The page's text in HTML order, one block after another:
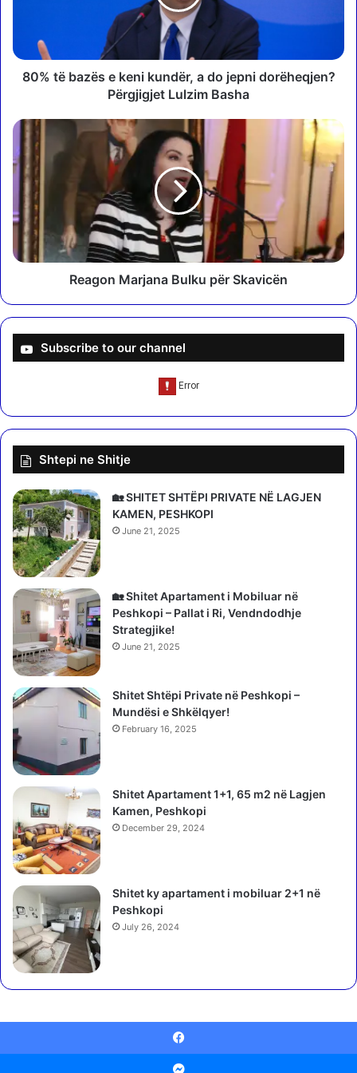
ë
e
i
k
n
d
r
e
d
o
ë
h
e
q
j
e
n
?
ë
r
g
i
g
j
e
t
u
z
i
m
a
s
h
a
80% të bazës e keni kundër, a do jepni dorëheqjen?
Përgjigjet Lulzim Basha
R
a
g
n
M
r
u
p
ë
k
a
v
i
c
ë
n
Reagon Marjana Bulku për Skavicën
Subscribe to our channel
Shtepi ne Shitje
🏡 SHITET SHTËPI PRIVATE NË LAGJEN
KAMEN, PESHKOPI
June 21, 2025
🏡 Shitet Apartament i Mobiluar në
Peshkopi – Pallat i Ri, Vendndodhje
Strategjike!
June 21, 2025
Shitet Shtëpi Private në Peshkopi –
Mundësi e Shkëlqyer!
February 16, 2025
Shitet Apartament 1+1, 65 m2 në Lagjen
Kamen, Peshkopi
December 29, 2024
Shitet ky apartament i mobiluar 2+1 në
Peshkopi
July 26, 2024
© Copyright 2025, Ketu mblidhen Dibranet
Facebook